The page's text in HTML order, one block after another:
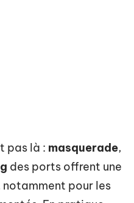
pas là : masquerade,
des ports offrent une
pour les